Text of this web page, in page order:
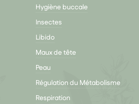
Hygiène buccale
Insectes
Libido
Maux de tête
Peau
Régulation du Métabolisme
Respiration